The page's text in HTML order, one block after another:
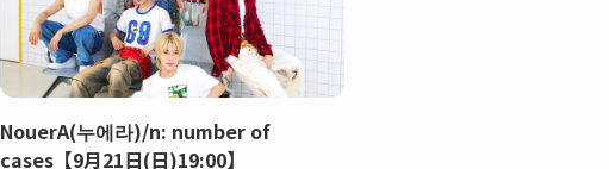
NouerA(누에라)/n: number of
cases【9月21日(日)19:00】